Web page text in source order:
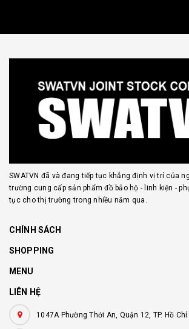
SWATVN đã và đang tiếp tục khẳng định vị trí của
trường cung cấp sản phẩm đồ bảo hộ - linh kiện -
tục cho thị trường trong nhiều năm qua.
CHÍNH SÁCH
SHOPPING
MENU
LIÊN HỆ
1047A Phường Thới An, Quận 12, TP. Hồ Chí